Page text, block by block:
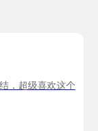
，超级喜欢这个